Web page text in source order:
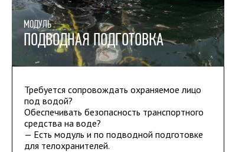
МОДУЛЬ
ПОДВОДНАЯ ПОДГОТОВКА
Требуется сопровождать охраняемое лицо
под водой?
Обеспечивать безопасность транспортного
средства на воде?
— Есть модуль и по подводной подготовке
для телохранителей.